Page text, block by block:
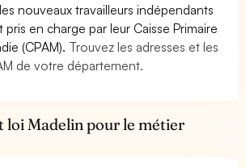
nouveaux travailleurs indépendants
en charge par leur Caisse Primaire
(CPAM). Trouvez les adresses et les
de votre département.
loi Madelin pour le métier